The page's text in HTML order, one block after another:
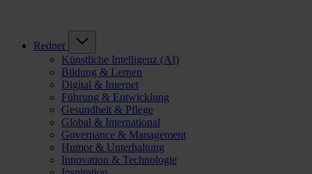
Redner
Künstliche Intelligenz (AI)
Bildung & Lernen
Digital & Internet
Führung & Entwicklung
Gesundheit & Pflege
Global & International
Governance & Management
Humor & Unterhaltung
Innovation & Technologie